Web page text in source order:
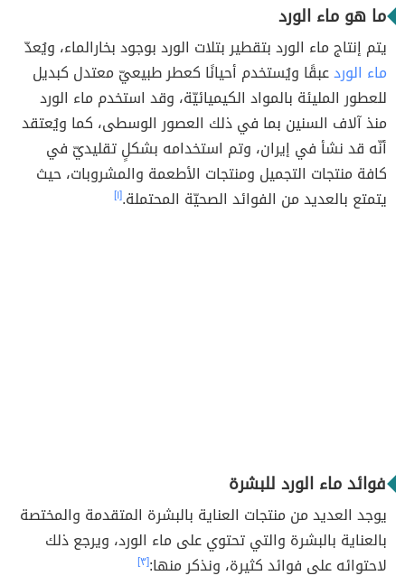
ما هو ماء الورد
يتم إنتاج ماء الورد بتقطير بتلات الورد بوجود بخارالماء، ويُعدّ
ماء الوردعبقًا ويُستخدم أحيانًا كعطر طبيعيّ معتدل كبديل
للعطور المليئة بالمواد الكيميائيّة، وقد استخدم ماء الورد
منذ آلاف السنين بما في ذلك العصور الوسطى، كما ويُعتقد
أنّه قد نشأ في إيران، وتم استخدامه بشكلٍ تقليديّ في
كافة منتجات التجميل ومنتجات الأطعمة والمشروبات، حيث
يتمتع بالعديد من الفوائد الصحيّة المحتملة.[١]
فوائد ماء الورد للبشرة
يوجد العديد من منتجات العناية بالبشرة المتقدمة والمختصة
بالعناية بالبشرة والتي تحتوي على ماء الورد، ويرجع ذلك
لاحتوائه على فوائد كثيرة، ونذكر منها:[٣]